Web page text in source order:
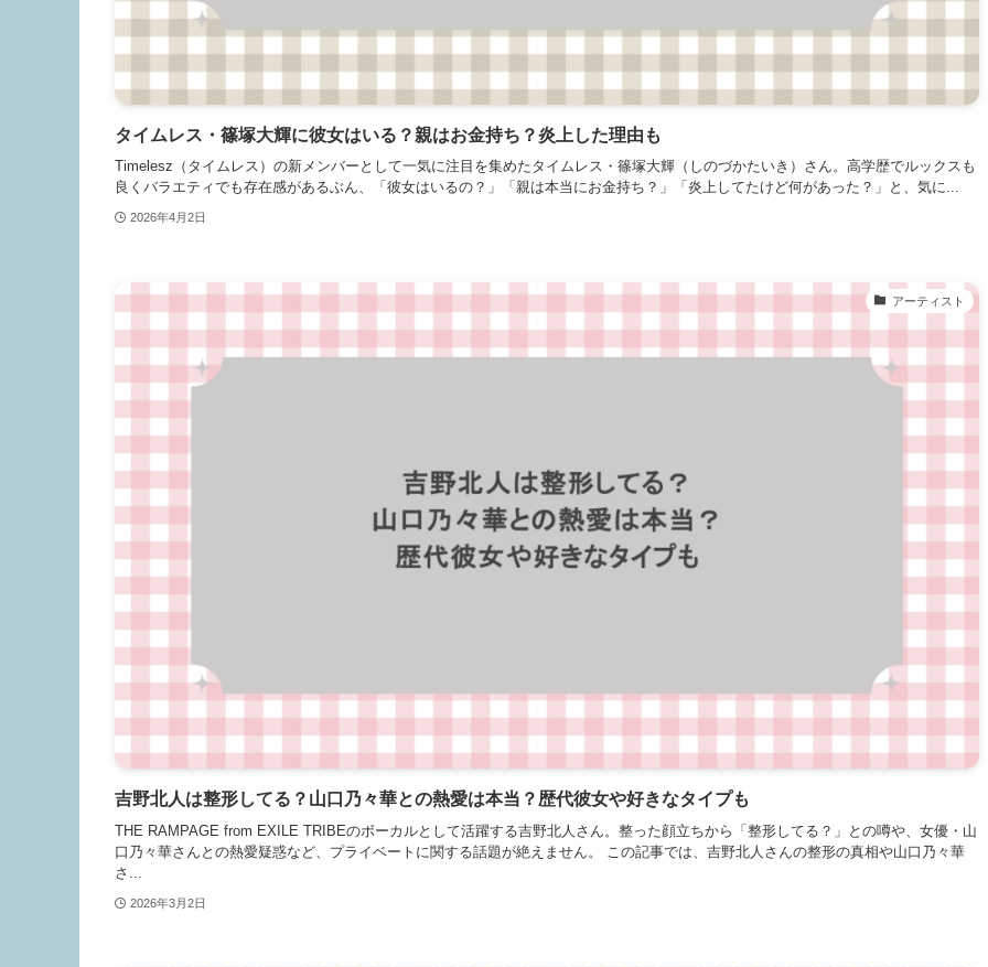
タイムレス・篠塚大輝に彼女はいる？親はお金持ち？炎上した理由も
Timelesz（タイムレス）の新メンバーとして一気に注目を集めたタイムレス・篠塚大輝（しのづかたいき）さん。高学歴でルックスも
良くバラエティでも存在感があるぶん、「彼女はいるの？」「親は本当にお金持ち？」「炎上してたけど何があった？」と、気に...
2026年4月2日
アーティスト
吉野北人は整形してる？山口乃々華との熱愛は本当？歴代彼女や好きなタイプも
THE RAMPAGE from EXILE TRIBEのボーカルとして活躍する吉野北人さん。整った顔立ちから「整形してる？」との噂や、女優・山
口乃々華さんとの熱愛疑惑など、プライベートに関する話題が絶えません。 この記事では、吉野北人さんの整形の真相や山口乃々華
さ...
2026年3月2日